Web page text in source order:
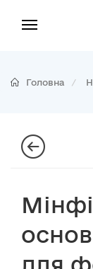
Головна